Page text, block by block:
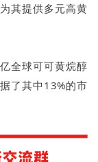
其提供多元高黄
全球可可黄烷醇
了其中13%的市